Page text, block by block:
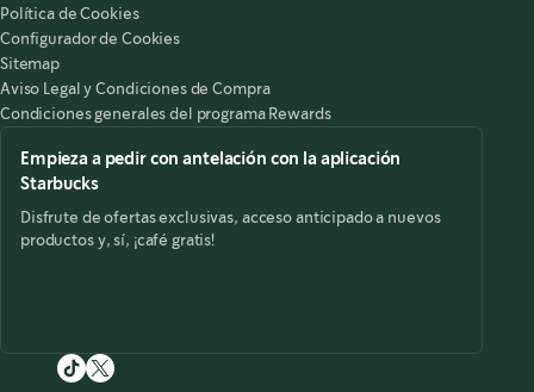
Política de Cookies
Configurador de Cookies
Sitemap
Aviso Legal y Condiciones de Compra
Condiciones generales del programa Rewards
Empieza a pedir con antelación con la aplicación
Starbucks
Disfrute de ofertas exclusivas, acceso anticipado a nuevos
productos y, sí, ¡café gratis!